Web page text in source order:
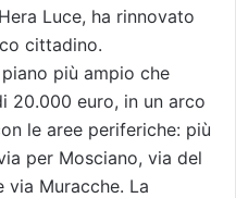
Luce, ha rinnovato
cittadino.
più ampio che
20.000 euro, in un arco
le aree periferiche: più
per Mosciano, via del
via Muracche. La